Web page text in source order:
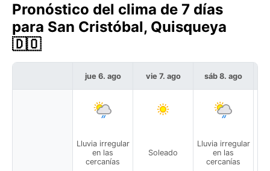
Pronóstico del clima de 7 días
para San Cristóbal, Quisqueya
🇩🇴
jue 6. ago
Lluvia irregular
en las
cercanías
vie 7. ago
Soleado
sáb 8. ago
Lluvia irregular
en las
cercanías